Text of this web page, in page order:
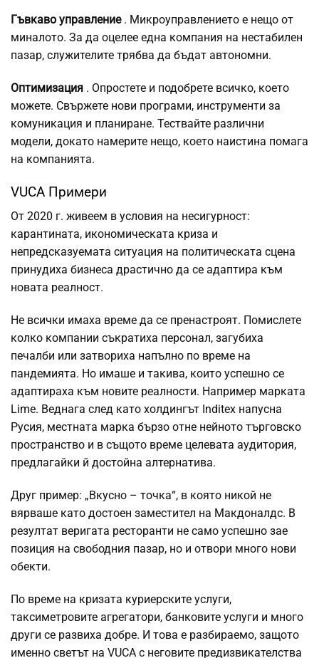
Гъвкаво управление. Микроуправлението е нещо от
миналото. За да оцелее една компания на нестабилен
пазар, служителите трябва да бъдат автономни.
Оптимизация . Опростете и подобрете всичко, което
можете. Свържете нови програми, инструменти за
комуникация и планиране. Тествайте различни
модели, докато намерите нещо, което наистина помага
на компанията.
VUCA Примери
От 2020 г. живеем в условия на несигурност:
карантината, икономическата криза и
непредсказуемата ситуация на политическата сцена
принудиха бизнеса драстично да се адаптира към
новата реалност.
Не всички имаха време да се пренастроят. Помислете
колко компании съкратиха персонал, загубиха
печалби или затвориха напълно по време на
пандемията. Но имаше и такива, които успешно се
адаптираха към новите реалности. Например марката
Lime. Веднага след като холдингът Inditex напусна
Русия, местната марка бързо отне нейното търговско
пространство и в същото време целевата аудитория,
предлагайки й достойна алтернатива.
Друг пример: „Вкусно – точка“, в която никой не
вярваше като достоен заместител на Макдоналдс. В
резултат веригата ресторанти не само успешно зае
позиция на свободния пазар, но и отвори много нови
обекти.
По време на кризата куриерските услуги,
таксиметровите агрегатори, банковите услуги и много
други се развиха добре. И това е разбираемо, защото
именно светът на VUCA с неговите предизвикателства